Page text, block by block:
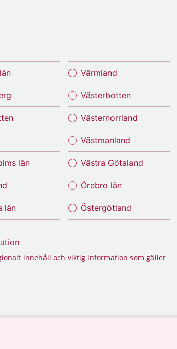
län
län
Värmland
Västerbotten
Västernorrland
Västmanland
Västra Götaland
Örebro län
Östergötland
innehåll och viktig information som gäller